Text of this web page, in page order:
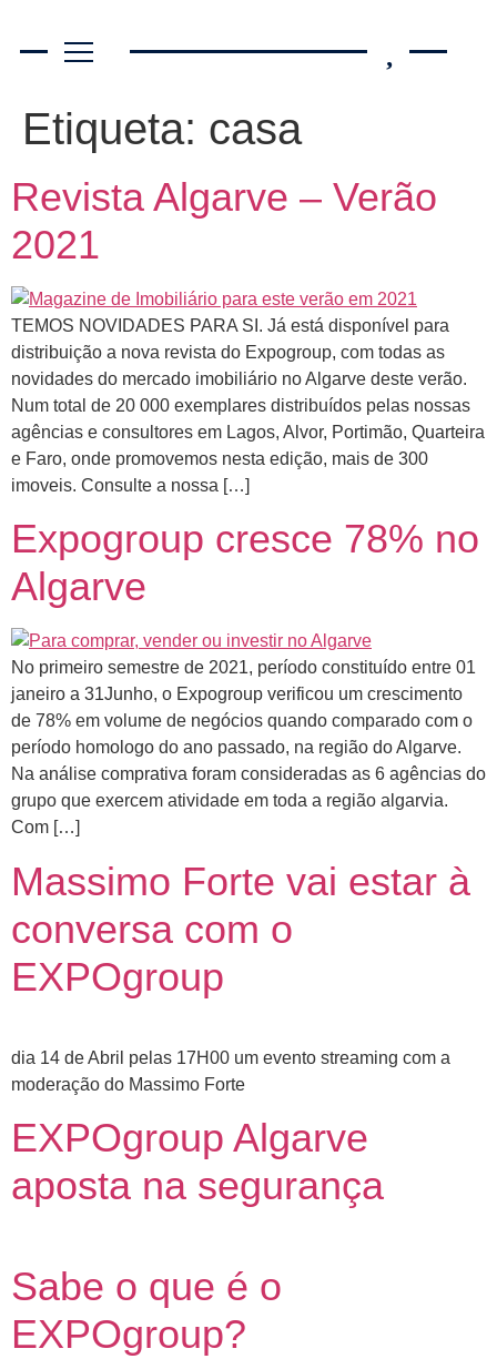
Etiqueta: casa
Revista Algarve – Verão
2021
TEMOS NOVIDADES PARA SI. Já está disponível para
distribuição a nova revista do Expogroup, com todas as
novidades do mercado imobiliário no Algarve deste verão.
Num total de 20 000 exemplares distribuídos pelas nossas
agências e consultores em Lagos, Alvor, Portimão, Quarteira
e Faro, onde promovemos nesta edição, mais de 300
imoveis. Consulte a nossa […]
Expogroup cresce 78% no
Algarve
No primeiro semestre de 2021, período constituído entre 01
janeiro a 31Junho, o Expogroup verificou um crescimento
de 78% em volume de negócios quando comparado com o
período homologo do ano passado, na região do Algarve.
Na análise comprativa foram consideradas as 6 agências do
grupo que exercem atividade em toda a região algarvia.
Com […]
Massimo Forte vai estar à
conversa com o
EXPOgroup
dia 14 de Abril pelas 17H00 um evento streaming com a
moderação do Massimo Forte
EXPOgroup Algarve
aposta na segurança
Sabe o que é o
EXPOgroup?